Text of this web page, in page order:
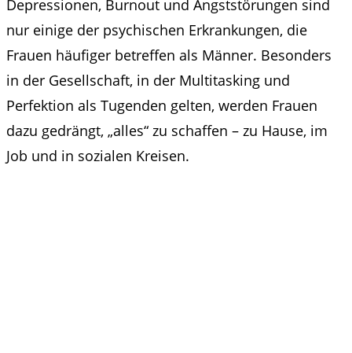
Depressionen, Burnout und Angststörungen sind
nur einige der psychischen Erkrankungen, die
Frauen häufiger betreffen als Männer. Besonders
in der Gesellschaft, in der Multitasking und
Perfektion als Tugenden gelten, werden Frauen
dazu gedrängt, „alles“ zu schaffen – zu Hause, im
Job und in sozialen Kreisen.